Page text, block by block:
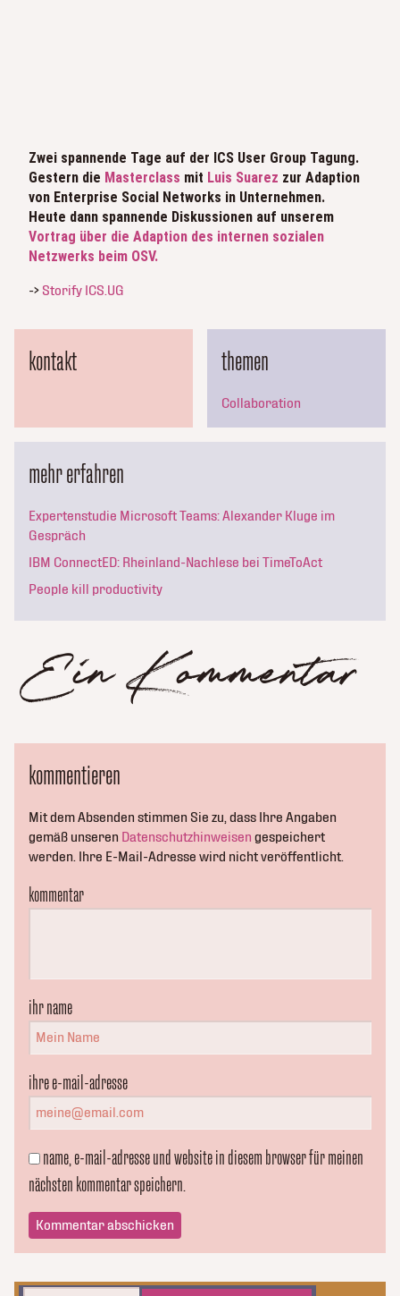
kontakt
Zwei spannende Tage auf der ICS User Group Tagung.
Gestern die Masterclass mit Luis Suarez zur Adaption
von Enterprise Social Networks in Unternehmen.
Heute dann spannende Diskussionen auf unserem
Vortrag über die Adaption des internen sozialen
Netzwerks beim OSV.
-> Storify ICS.UG
themen
Collaboration
mehr erfahren
Expertenstudie Microsoft Teams: Alexander Kluge im
Gespräch
IBM ConnectED: Rheinland-Nachlese bei TimeToAct
People kill productivity
Ein Kommentar
kommentieren
Mit dem Absenden stimmen Sie zu, dass Ihre Angaben
gemäß unseren Datenschutzhinweisen gespeichert
werden. Ihre E-Mail-Adresse wird nicht veröffentlicht.
kommentar
ihr name
ihre e-mail-adresse
name, e-mail-adresse und website in diesem browser für meinen
nächsten kommentar speichern.